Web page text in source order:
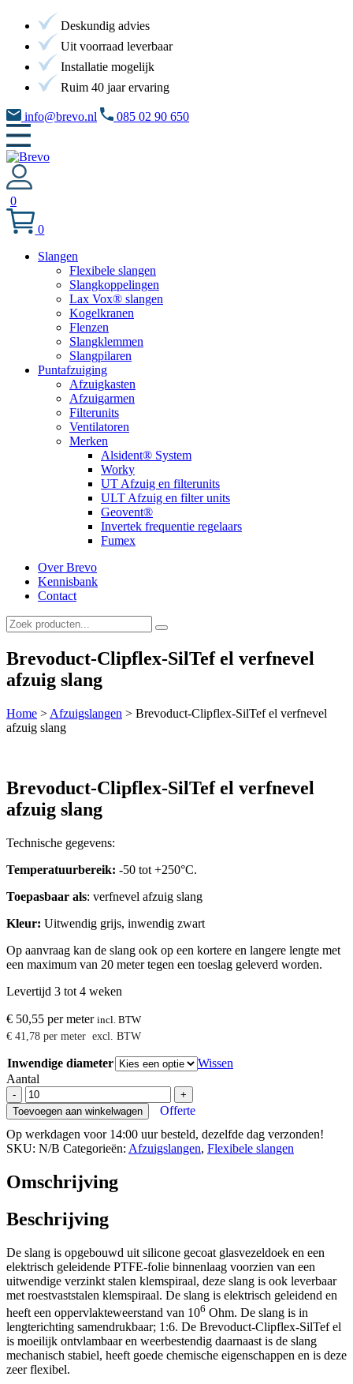
Deskundig advies
Uit voorraad leverbaar
Installatie mogelijk
Ruim 40 jaar ervaring
info@brevo.nl 085 02 90 650
0
0
Slangen
Flexibele slangen
Slangkoppelingen
Lax Vox® slangen
Kogelkranen
Flenzen
Slangklemmen
Slangpilaren
Puntafzuiging
Afzuigkasten
Afzuigarmen
Filterunits
Ventilatoren
Merken
Alsident® System
Worky
UT Afzuig en filterunits
ULT Afzuig en filter units
Geovent®
Invertek frequentie regelaars
Fumex
Over Brevo
Kennisbank
Contact
Brevoduct-Clipflex-SilTef el verfnevel
afzuig slang
Home > Afzuigslangen > Brevoduct-Clipflex-SilTef el verfnevel
afzuig slang
Brevoduct-Clipflex-SilTef el verfnevel
afzuig slang
Technische gegevens:
Temperatuurbereik: -50 tot +250°C.
Toepasbaar als: verfnevel afzuig slang
Kleur: Uitwendig grijs, inwendig zwart
Op aanvraag kan de slang ook op een kortere en langere lengte met
een maximum van 20 meter tegen een toeslag geleverd worden.
Levertijd 3 tot 4 weken
€ 50,55 per meter incl. BTW
€ 41,78 per meter excl. BTW
Inwendige diameter
Wissen
Aantal
-
Brevoduct-
Clipflex-
SilTef
el
verfnevel
slang
aantal
+
Toevoegen aan winkelwagen
Offerte
Op werkdagen voor 14:00 uur besteld, dezelfde dag verzonden!
SKU: N/B Categorieën: Afzuigslangen, Flexibele slangen
Omschrijving
Beschrijving
De slang is opgebouwd uit silicone gecoat glasvezeldoek en een
elektrisch geleidende PTFE-folie binnenlaag voorzien van een
uitwendige verzinkt stalen klemspiraal, deze slang is ook leverbaar
met roestvaststalen klemspiraal. De slang is elektrisch geleidend en
heeft een oppervlakteweerstand van 106 Ohm. De slang is in
lengterichting samendrukbaar; 1:6. De Brevoduct-Clipflex-SilTef el
is moeilijk ontvlambaar en weerbestendig daarnaast is de slang
mechanisch stabiel, heeft goede chemische eigenschappen en is deze
zeer flexibel.